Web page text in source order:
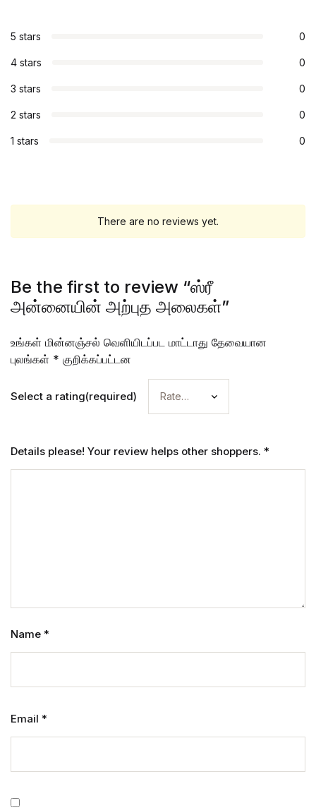
5 stars 0
4 stars 0
3 stars 0
2 stars 0
1 stars 0
There are no reviews yet.
Be the first to review “ஸ்ரீ
அன்னையின் அற்புத அலைகள்”
உங்கள் மின்னஞ்சல் வெளியிடப்பட மாட்டாது தேவையான
புலங்கள் * குறிக்கப்பட்டன
Select a rating(required)
Details please! Your review helps other shoppers. *
Name *
Email *